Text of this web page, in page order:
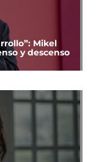
Mikel
y descenso